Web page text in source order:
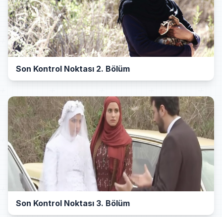
Son Kontrol Noktası 2. Bölüm
Son Kontrol Noktası 3. Bölüm